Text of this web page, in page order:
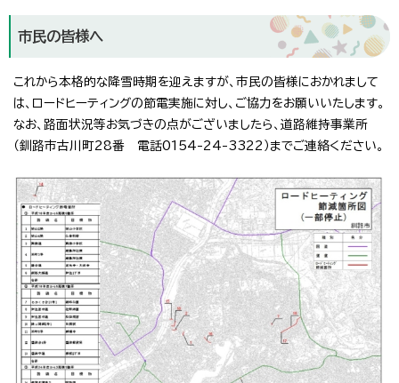
市民の皆様へ
これから本格的な降雪時期を迎えますが、市民の皆様におかれまして
は、ロードヒーティングの節電実施に対し、ご協力をお願いいたします。
なお、路面状況等お気づきの点がございましたら、道路維持事業所
（釧路市古川町28番 電話0154-24-3322）までご連絡ください。